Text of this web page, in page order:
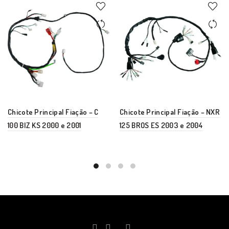
Chicote Principal Fiação – C
100 BIZ KS 2000 e 2001
Chicote Principal Fiação – NXR
125 BROS ES 2003 e 2004